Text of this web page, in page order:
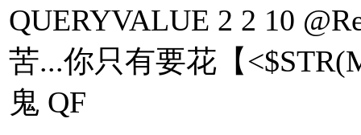
QUERYVALUE 2 2 10
苦...你只有要花【
鬼 QF